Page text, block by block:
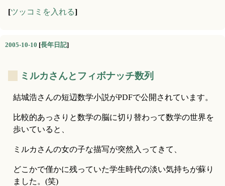
[ツッコミを入れる]
2005-10-10 [長年日記]
ミルカさんとフィボナッチ数列
結城浩さんの短辺数学小説がPDFで公開されています。
比較的あっさりと数学の脳に切り替わって数学の世界を
歩いていると、
ミルカさんの女の子な描写が突然入ってきて、
どこかで僅かに残っていた学生時代の淡い気持ちが蘇り
ました。(笑)